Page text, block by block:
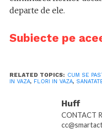
departe de ele.
Subiecte pe
RELATED TOPICS: CUM SE
IN VAZA, FLORI IN VAZA,
Huff
CONTACT